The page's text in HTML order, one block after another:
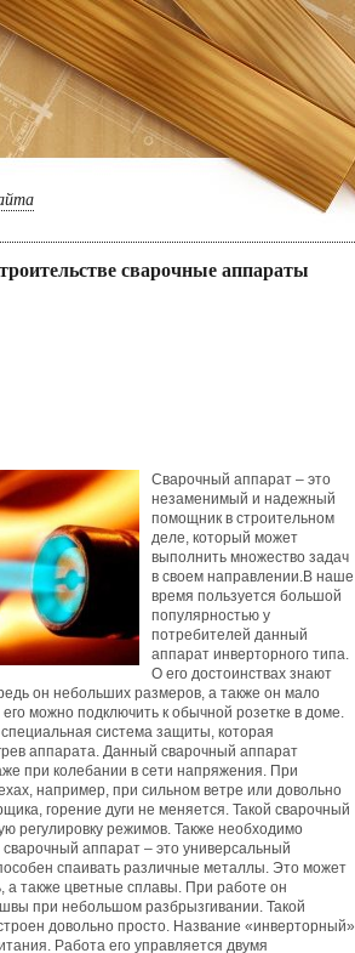
сварочные аппараты
Сварочный аппарат – это
незаменимый и надежный
помощник в строительном
деле, который может
выполнить множество задач
в своем направлении.В наше
время пользуется большой
популярностью у
потребителей данный
аппарат инверторного типа.
О его достоинствах знают
он небольших размеров, а также он мало
можно подключить к обычной розетке в доме.
система защиты, которая
аппарата. Данный сварочный аппарат
при колебании в сети напряжения. При
например, при сильном ветре или довольно
горение дуги не меняется. Такой сварочный
регулировку режимов. Также необходимо
аппарат – это универсальный
спаивать различные металлы. Это может
а также цветные сплавы. При работе он
при небольшом разбрызгивании. Такой
довольно просто. Название «инверторный»
Работа его управляется двумя